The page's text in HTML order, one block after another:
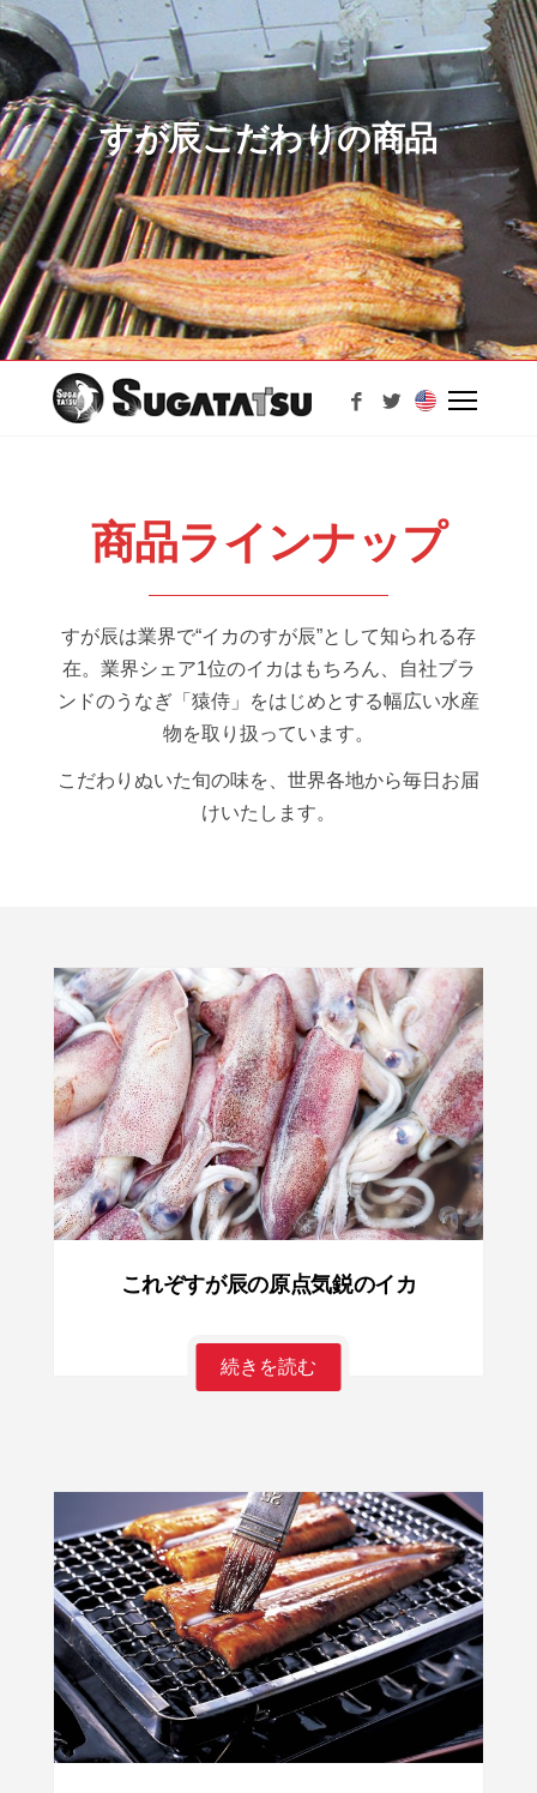
すが辰こだわりの商品
商品ラインナップ
すが辰は業界で“イカのすが辰”として知られる存
在。業界シェア1位のイカはもちろん、自社ブラ
ンドのうなぎ「猿侍」をはじめとする幅広い水産
物を取り扱っています。
こだわりぬいた旬の味を、世界各地から毎日お届
けいたします。
これぞすが辰の原点気鋭のイカ
続きを読む